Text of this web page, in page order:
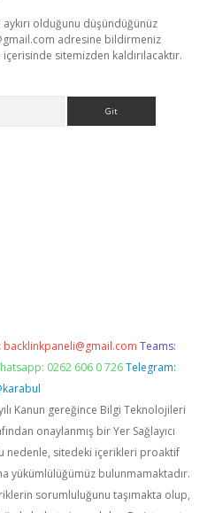
olduğunu düşündüğünüz
adresine bildirmeniz
sitemizden kaldırılacaktır.
backlinkpaneli@gmail.com Teams:
0262 606 0 726 Telegram:
Kanun gereğince Bilgi Teknolojileri
onaylanmış bir Yer Sağlayıcı
nedenle, sitedeki içerikleri proaktif
yükümlülüğümüz bulunmamaktadır.
sorumluluğunu taşımakta olup,